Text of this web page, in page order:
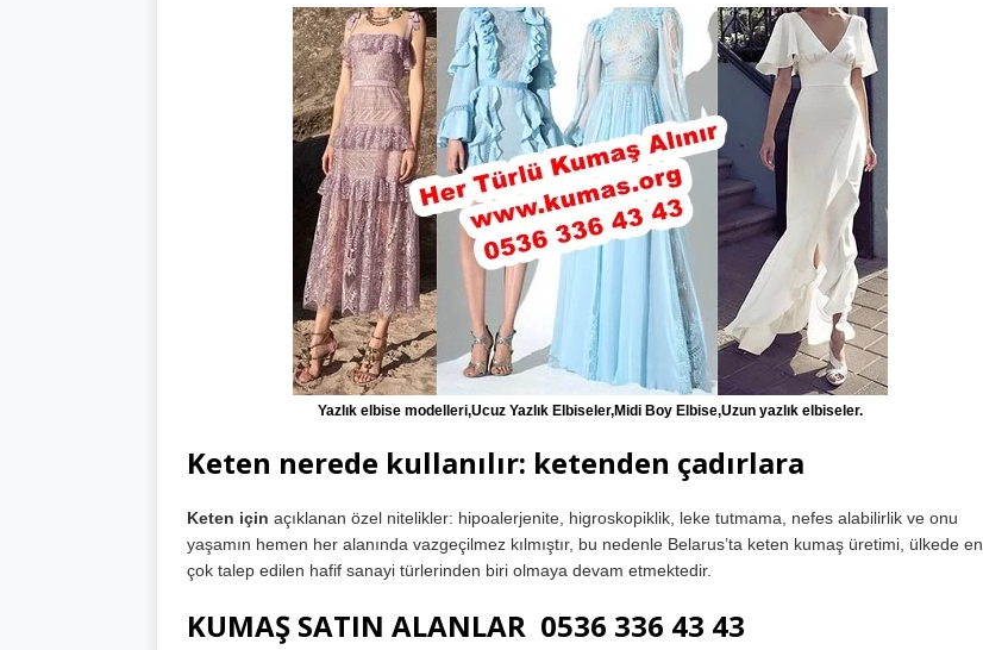
Yazlık elbise modelleri,Ucuz Yazlık Elbiseler,Midi Boy Elbise,Uzun yazlık elbiseler.
Keten nerede kullanılır: ketenden çadırlara
Keten için açıklanan özel nitelikler: hipoalerjenite, higroskopiklik, leke tutmama, nefes alabilirlik ve onu
yaşamın hemen her alanında vazgeçilmez kılmıştır, bu nedenle Belarus’ta keten kumaş üretimi, ülkede en
çok talep edilen hafif sanayi türlerinden biri olmaya devam etmektedir.
KUMAŞ SATIN ALANLAR 0536 336 43 43